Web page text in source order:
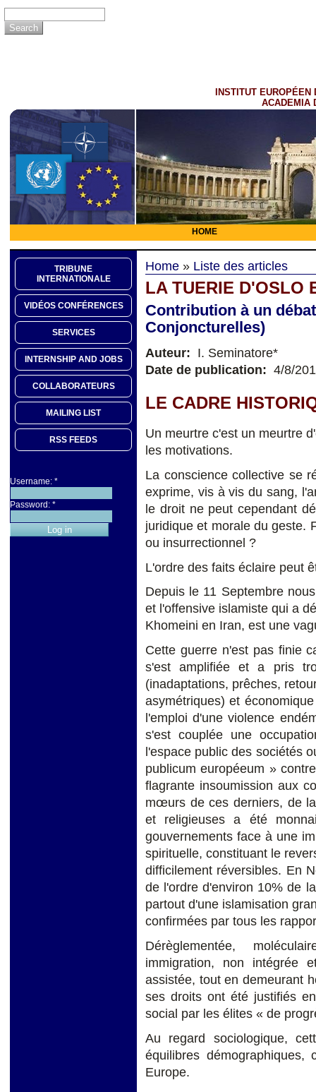
INSTITUT EUROPÉEN
ACADEMIA
HOME
TRIBUNE
INTERNATIONALE
VIDÉOS CONFÉRENCES
SERVICES
INTERNSHIP AND JOBS
COLLABORATEURS
MAILING LIST
RSS FEEDS
Username: *
Password: *
Home » Liste des articles
LA TUERIE D'OSLO
Contribution à un
Conjoncturelles)
Auteur: I. Seminatore*
Date de publication: 4/8/
LE CADRE
Un meurtre c'est un meurtre
les motivations.
La conscience collective se
exprime, vis à vis du sang,
le droit ne peut cependant
juridique et morale du geste.
ou insurrectionnel ?
L'ordre des faits éclaire peut
Depuis le 11 Septembre
et l'offensive islamiste qui a
Khomeini en Iran, est une
Cette guerre n'est pas finie
s'est amplifiée et a pris
(inadaptations, prêches,
asymétriques) et
l'emploi d'une violence
s'est couplée une
l'espace public des sociétés
publicum européeum »
flagrante insoumission aux
mœurs de ces derniers, de
et religieuses a été
gouvernements face à une
spirituelle, constituant le
difficilement réversibles. En
de l'ordre d'environ 10% de
partout d'une islamisation
confirmées par tous les
Dérèglementée,
immigration, non intégrée
assistée, tout en demeurant
ses droits ont été justifiés
social par les élites « de
Au regard sociologique,
équilibres
Europe.